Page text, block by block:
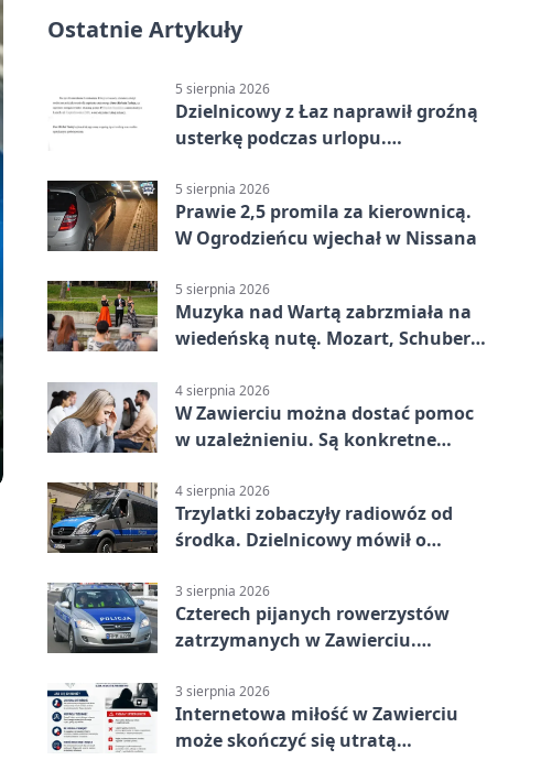
Ostatnie Artykuły
5 sierpnia 2026
Dzielnicowy z Łaz naprawił groźną
usterkę podczas urlopu.
5 sierpnia 2026
Prawie 2,5 promila za kierownicą.
W Ogrodzieńcu wjechał w Nissana
5 sierpnia 2026
Muzyka nad Wartą zabrzmiała na
wiedeńską nutę. Mozart, Schubert i
4 sierpnia 2026
W Zawierciu można dostać pomoc
w uzależnieniu. Są konkretne
4 sierpnia 2026
Trzylatki zobaczyły radiowóz od
środka. Dzielnicowy mówił o
3 sierpnia 2026
Czterech pijanych rowerzystów
zatrzymanych w Zawierciu.
promila
3 sierpnia 2026
Internetowa miłość w Zawierciu
może skończyć się utratą